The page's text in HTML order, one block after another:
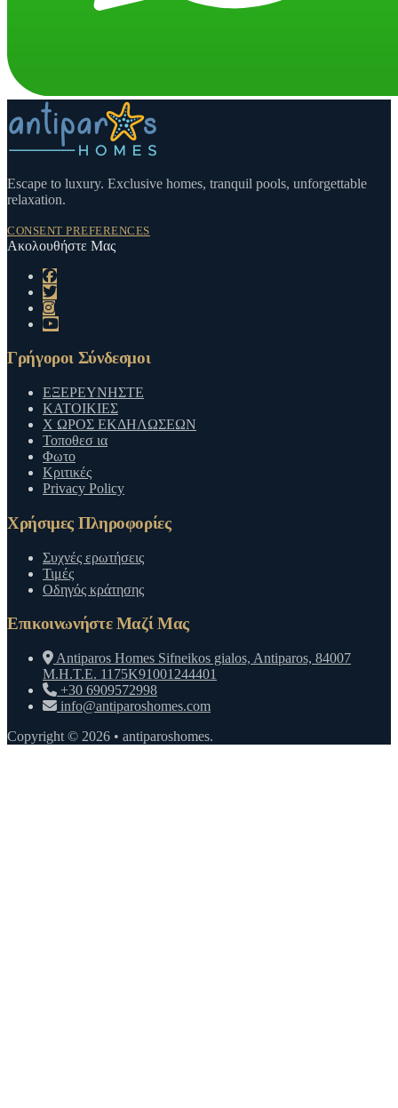
Escape to luxury. Exclusive homes, tranquil pools, unforgettable
relaxation.
CONSENT PREFERENCES
Ακολουθήστε Μας
Γρήγοροι Σύνδεσμοι
ΕΞΕΡΕΥΝΗΣΤΕ
ΚΑΤΟΙΚΙΕΣ
Χ ΩΡΟΣ ΕΚΔΗΛΩΣΕΩΝ
Τοποθεσ ια
Φωτο
Κριτικές
Privacy Policy
Χρήσιμες Πληροφορίες
Συχνές ερωτήσεις
Τιμές
Οδηγός κράτησης
Επικοινωνήστε Μαζί Μας
Antiparos Homes Sifneikos gialos, Antiparos, 84007
M.H.T.E. 1175K91001244401
+30 6909572998
info@antiparoshomes.com
Copyright © 2026 • antiparoshomes.